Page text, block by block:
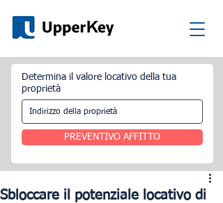
Determina il valore locativo della tua
proprietà
PREVENTIVO AFFITTO
Sbloccare il potenziale locativo di